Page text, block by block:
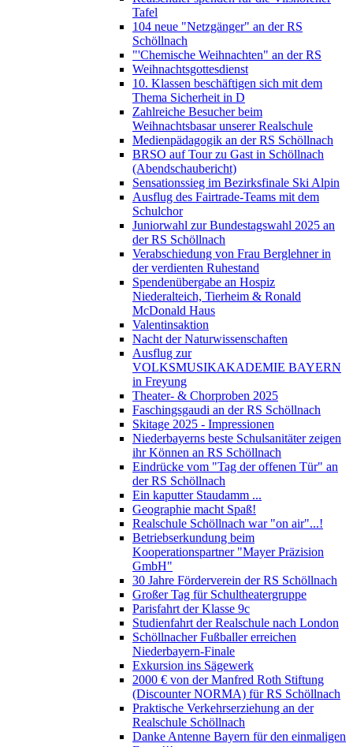
Tafel
104 neue "Netzgänger" an der RS
Schöllnach
"'Chemische Weihnachten" an der RS
Weihnachtsgottesdienst
10. Klassen beschäftigen sich mit dem
Thema Sicherheit in D
Zahlreiche Besucher beim
Weihnachtsbasar unserer Realschule
Medienpädagogik an der RS Schöllnach
BRSO auf Tour zu Gast in Schöllnach
(Abendschaubericht)
Sensationssieg im Bezirksfinale Ski Alpin
Ausflug des Fairtrade-Teams mit dem
Schulchor
Juniorwahl zur Bundestagswahl 2025 an
der RS Schöllnach
Verabschiedung von Frau Berglehner in
der verdienten Ruhestand
Spendenübergabe an Hospiz
Niederalteich, Tierheim & Ronald
McDonald Haus
Valentinsaktion
Nacht der Naturwissenschaften
Ausflug zur
VOLKSMUSIKAKADEMIE BAYERN
in Freyung
Theater- & Chorproben 2025
Faschingsgaudi an der RS Schöllnach
Skitage 2025 - Impressionen
Niederbayerns beste Schulsanitäter zeigen
ihr Können an RS Schöllnach
Eindrücke vom "Tag der offenen Tür" an
der RS Schöllnach
Ein kaputter Staudamm ...
Geographie macht Spaß!
Realschule Schöllnach war "on air"...!
Betriebserkundung beim
Kooperationspartner "Mayer Präzision
GmbH"
30 Jahre Förderverein der RS Schöllnach
Großer Tag für Schultheatergruppe
Parisfahrt der Klasse 9c
Studienfahrt der Realschule nach London
Schöllnacher Fußballer erreichen
Niederbayern-Finale
Exkursion ins Sägewerk
2000 € von der Manfred Roth Stiftung
(Discounter NORMA) für RS Schöllnach
Praktische Verkehrserziehung an der
Realschule Schöllnach
Danke Antenne Bayern für den einmaligen